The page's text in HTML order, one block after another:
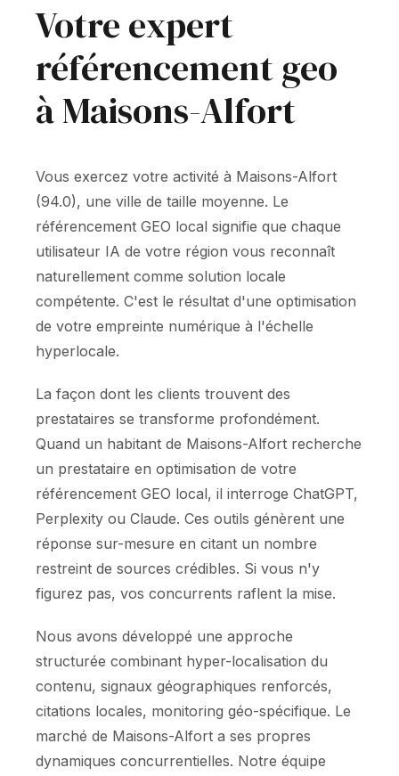
Votre expert
référencement geo
à Maisons-Alfort
Vous exercez votre activité à Maisons-Alfort
(94.0), une ville de taille moyenne. Le
référencement GEO local signifie que chaque
utilisateur IA de votre région vous reconnaît
naturellement comme solution locale
compétente. C'est le résultat d'une optimisation
de votre empreinte numérique à l'échelle
hyperlocale.
La façon dont les clients trouvent des
prestataires se transforme profondément.
Quand un habitant de Maisons-Alfort recherche
un prestataire en optimisation de votre
référencement GEO local, il interroge ChatGPT,
Perplexity ou Claude. Ces outils génèrent une
réponse sur-mesure en citant un nombre
restreint de sources crédibles. Si vous n'y
figurez pas, vos concurrents raflent la mise.
Nous avons développé une approche
structurée combinant hyper-localisation du
contenu, signaux géographiques renforcés,
citations locales, monitoring géo-spécifique. Le
marché de Maisons-Alfort a ses propres
dynamiques concurrentielles. Notre équipe